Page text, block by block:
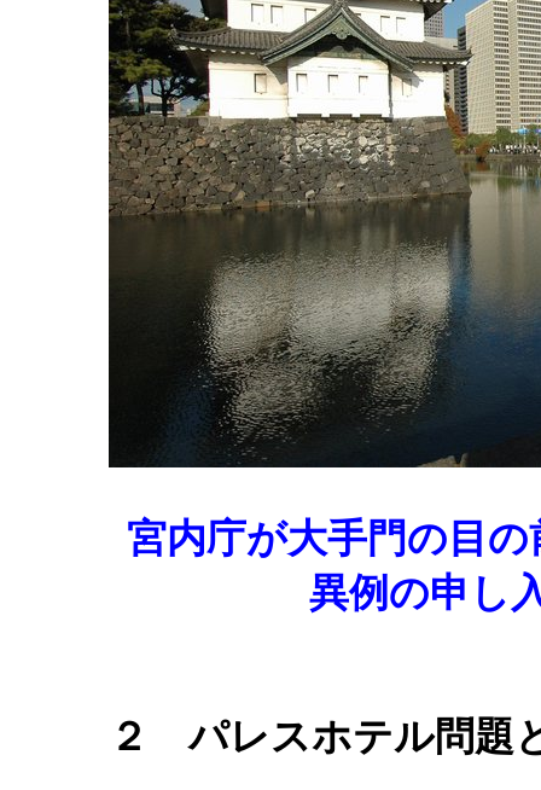
宮内庁が大手門の目
異例の申し
２ パレスホテル問題